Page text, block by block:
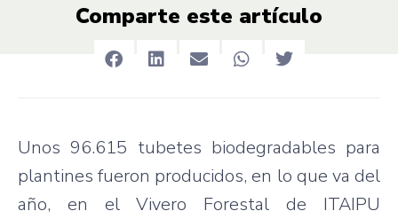
Comparte este artículo
Unos 96.615 tubetes biodegradables para
plantines fueron producidos, en lo que va del
año, en el Vivero Forestal de ITAIPU